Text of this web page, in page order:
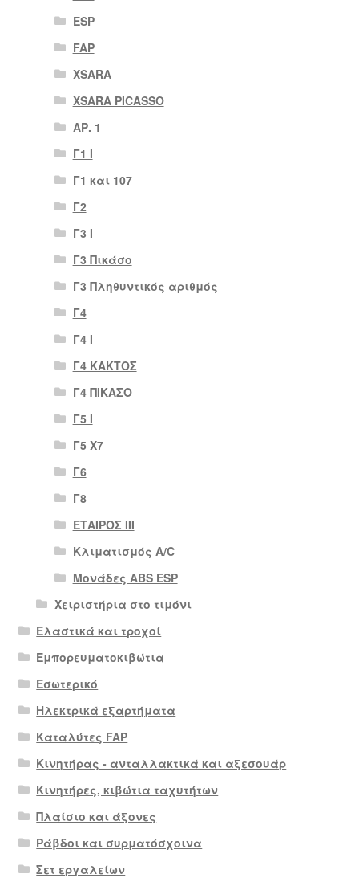
ESP
FAP
XSARA
XSARA PICASSO
ΑΡ. 1
Γ1 Ι
Γ1 και 107
Γ2
Γ3 Ι
Γ3 Πικάσο
Γ3 Πληθυντικός αριθμός
Γ4
Γ4 Ι
Γ4 ΚΑΚΤΟΣ
Γ4 ΠΙΚΑΣΟ
Γ5 Ι
Γ5 Χ7
Γ6
Γ8
ΕΤΑΙΡΟΣ III
Κλιματισμός A/C
Μονάδες ABS ESP
Χειριστήρια στο τιμόνι
Ελαστικά και τροχοί
Εμπορευματοκιβώτια
Εσωτερικό
Ηλεκτρικά εξαρτήματα
Καταλύτες FAP
Κινητήρας - ανταλλακτικά και αξεσουάρ
Κινητήρες, κιβώτια ταχυτήτων
Πλαίσιο και άξονες
Ράβδοι και συρματόσχοινα
Σετ εργαλείων